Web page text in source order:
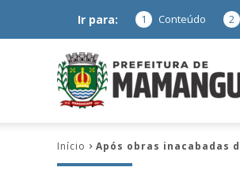
Ir para: 1 Conteúdo 2
Início Após obras inacabadas